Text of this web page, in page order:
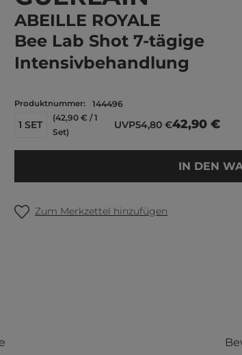
ABEILLE ROYALE
Bee Lab Shot 7-tägige
Intensivbehandlung
Produktnummer: 144496
1 SET
(42,90 € / 1
Set)
UVP54,80 €42,90 €
IN DEN
Zum Merkzettel hinzufügen